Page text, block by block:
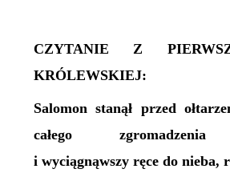
CZYTANIE Z
KRÓLEWSKIEJ:
Salomon stanął przed
całego zgromadzenia
i wyciągnąwszy ręce do nieba,